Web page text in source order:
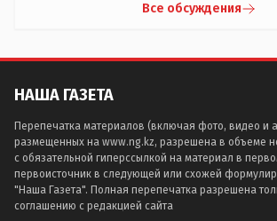
Все обсуждения
НАША ГАЗЕТА
Перепечатка материалов (включая фото, видео и
размещенных на www.ng.kz, разрешена в объеме
с обязательной гиперссылкой на материал в
первоисточник в следующей или схожей
"Наша Газета". Полная перепечатка разрешена
соглашению с редакцией сайта